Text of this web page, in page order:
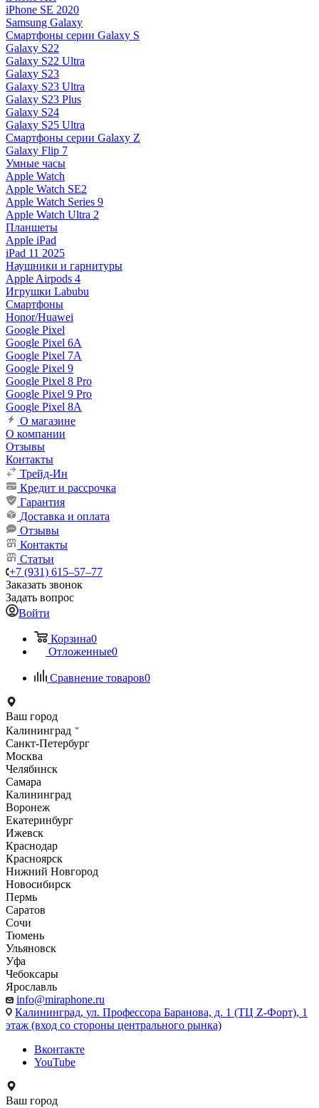
iPhone SE 2020
Samsung Galaxy
Смартфоны серии Galaxy S
Galaxy S22
Galaxy S22 Ultra
Galaxy S23
Galaxy S23 Ultra
Galaxy S23 Plus
Galaxy S24
Galaxy S25 Ultra
Смартфоны серии Galaxy Z
Galaxy Flip 7
Умные часы
Apple Watch
Apple Watch SE2
Apple Watch Series 9
Apple Watch Ultra 2
Планшеты
Apple iPad
iPad 11 2025
Наушники и гарнитуры
Apple Airpods 4
Игрушки Labubu
Смартфоны
Honor/Huawei
Google Pixel
Google Pixel 6A
Google Pixel 7А
Google Pixel 9
Google Pixel 8 Pro
Google Pixel 9 Pro
Google Pixel 8A
О магазине
О компании
Отзывы
Контакты
Трейд-Ин
Кредит и рассрочка
Гарантия
Доставка и оплата
Отзывы
Контакты
Статьи
+7 (931) 615‒57‒77
Заказать звонок
Задать вопрос
Войти
Корзина0
Отложенные0
Сравнение товаров0
Ваш город
Калининград
Санкт-Петербург
Москва
Челябинск
Самара
Калининград
Воронеж
Екатеринбург
Ижевск
Краснодар
Красноярск
Нижний Новгород
Новосибирск
Пермь
Саратов
Сочи
Тюмень
Ульяновск
Уфа
Чебоксары
Ярославль
info@miraphone.ru
Калининград, ул. Профессора Баранова, д. 1 (ТЦ Z-Форт), 1
этаж (вход со стороны центрального рынка)
Вконтакте
YouTube
Ваш город